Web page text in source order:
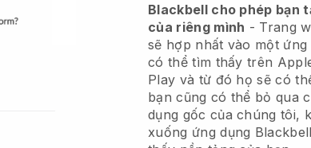
Blackbell cho phép bạn
của riêng mình - Trang
sẽ hợp nhất vào một ứng
có thể tìm thấy trên
Play và từ đó họ sẽ có
bạn cũng có thể bỏ qua
dụng gốc của chúng tôi,
xuống ứng dụng